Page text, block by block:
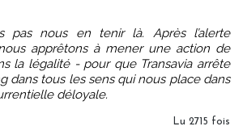
pas nous en tenir là. Après l’alerte
apprêtons à mener une action de
la légalité - pour que Transavia arrête
dans tous les sens qui nous place dans
déloyale.
Lu 2715 fois